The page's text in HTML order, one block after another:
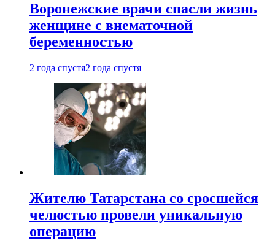
Воронежские врачи спасли жизнь
женщине с внематочной
беременностью
2 года спустя2 года спустя
Жителю Татарстана со сросшейся
челюстью провели уникальную
операцию